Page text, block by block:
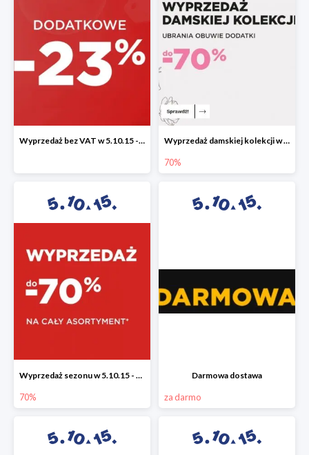
Wyprzedaż bez VAT w 5.10.15 - dodatkowe -23% rabatu Wyprzedaż damskiej kolekcji w 5.10.15 - ubrania, obuwie i dodatki do -70%
70%
Wyprzedaż sezonu w 5.10.15 - cały asortyment -70%
70%
Darmowa dostawa
za darmo